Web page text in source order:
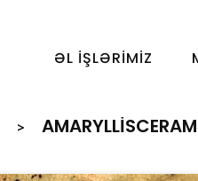
ƏL İŞLƏRIMIZ
AMARYLLISCERAM